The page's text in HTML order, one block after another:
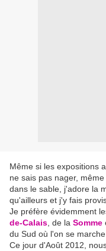
Même si les expositions
ne sais pas nager,
dans le sable, j'adore la
qu'ailleurs et j'y fais
Je préfère évidemment
de-Calais , de la Somme
du Sud où l'on se
Ce jour d'Août 2012,